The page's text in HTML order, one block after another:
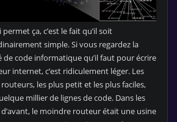
permet ça, c’est le fait qu’il soit
simple. Si vous regardez la
code informatique qu’il faut pour écrire
internet, c’est ridiculement léger. Les
les plus petit et les plus faciles,
millier de lignes de code. Dans les
le moindre routeur était une usine